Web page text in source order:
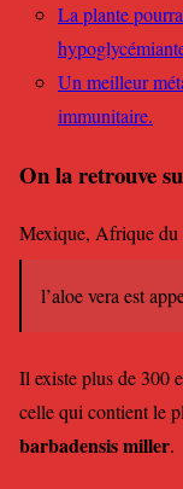
La plante
Un meilleur
immunitaire.
On la retrouve
Mexique, Afrique du
l’aloe vera est
Il existe plus de 300
celle qui contient le
barbadensis miller.